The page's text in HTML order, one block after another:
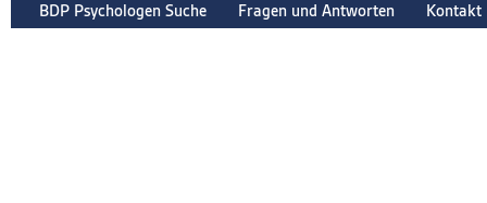
BDP Psychologen Suche Fragen und Antworten Kontakt